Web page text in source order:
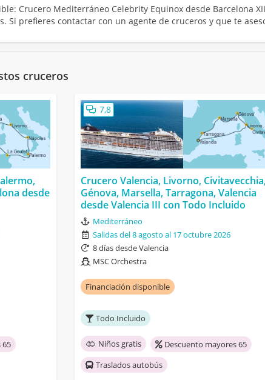
Crucero Mediterráneo Celebrity Equinox desde Barcelona
Si prefieres contactar con un agente de cruceros y que te
cruceros
desde
65
7,8
Crucero Valencia, Livorno,
Génova, Marsella, Tarragona, Valencia
desde Valencia III con Todo Incluido
Mediterráneo
Salidas del 8 agosto al 17 octubre 2026
8 días desde Valencia
MSC Orchestra
Financiación disponible
Todo Incluido
Niños gratis
Descuento mayores 65
Traslados autobús